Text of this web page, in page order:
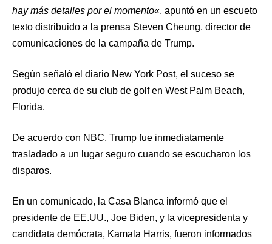
hay más detalles por el momento«, apuntó en un escueto
texto distribuido a la prensa Steven Cheung, director de
comunicaciones de la campaña de Trump.
Según señaló el diario New York Post, el suceso se
produjo cerca de su club de golf en West Palm Beach,
Florida.
De acuerdo con NBC, Trump fue inmediatamente
trasladado a un lugar seguro cuando se escucharon los
disparos.
En un comunicado, la Casa Blanca informó que el
presidente de EE.UU., Joe Biden, y la vicepresidenta y
candidata demócrata, Kamala Harris, fueron informados